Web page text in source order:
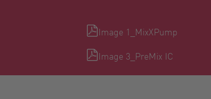
Image 1_MixXPump
Image 3_PreMix IC